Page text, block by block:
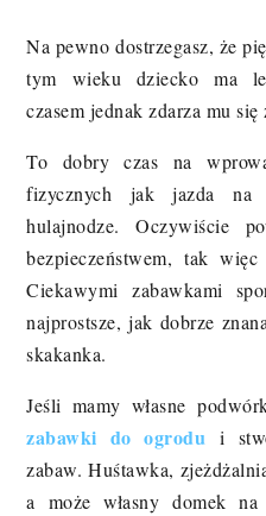
Na pewno dostrzegasz, że
tym wieku dziecko ma
czasem jednak zdarza mu się
To dobry czas na
fizycznych jak jazda na
hulajnodze. Oczywiście
bezpieczeństwem, tak
Ciekawymi zabawkami
najprostsze, jak dobrze
skakanka.
Jeśli mamy własne
zabawki do ogrodu
i
zabaw. Huśtawka,
a może własny domek